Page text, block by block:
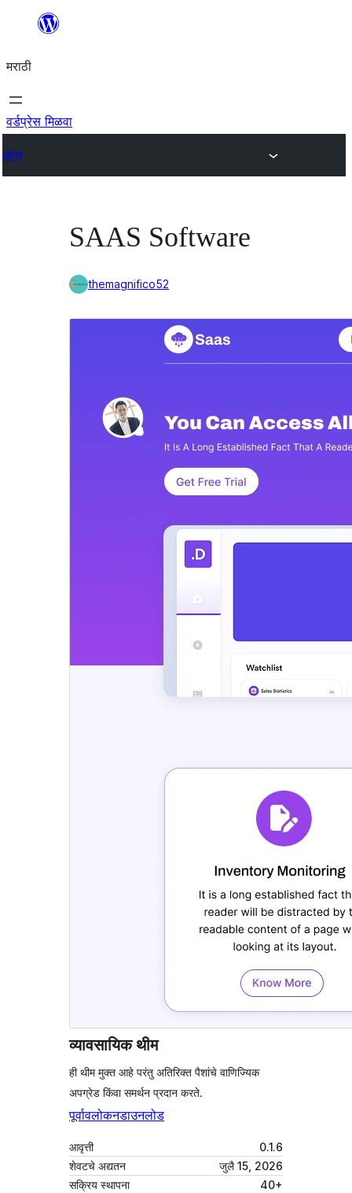
सामुग्रीवर
मराठी
वर्डप्रेस मिळवा
थीम्स
SAAS Software
themagnifico52
व्यावसायिक थीम
ही थीम मुक्त आहे परंतु अतिरिक्त पैशांचे वाणिज्यिक
अपग्रेड किंवा समर्थन प्रदान करते.
पूर्वावलोकनडाउनलोड
आवृत्ती
0.1.6
शेवटचे अद्यतन
जुलै 15, 2026
सक्रिय स्थापना
40+